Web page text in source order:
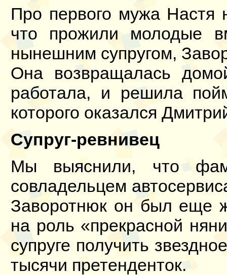
Про первого мужа Настя
что прожили молодые
нынешним супругом,
Она возвращалась
работала, и решила
которого оказался
Супруг-ревнивец
Мы выяснили, что
совладельцем
Заворотнюк он был еще
на роль «прекрасной
супруге получить
тысячи претенденток.